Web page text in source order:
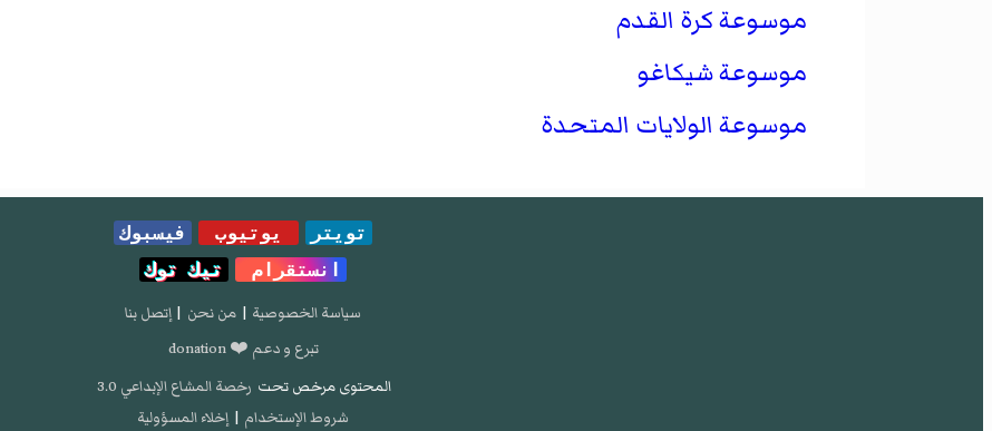
موسوعة كرة القدم
موسوعة شيكاغو
موسوعة الولايات المتحدة
تويتر يوتيوب
فيسبوك
انستقرام
تيك توك
سياسة الخصوصية | من نحن | إتصل بنا
تبرع و دعم ❤️ donation
المحتوى مرخص تحت رخصة المشاع الإبداعي 3.0
شروط الإستخدام | إخلاء المسؤولية